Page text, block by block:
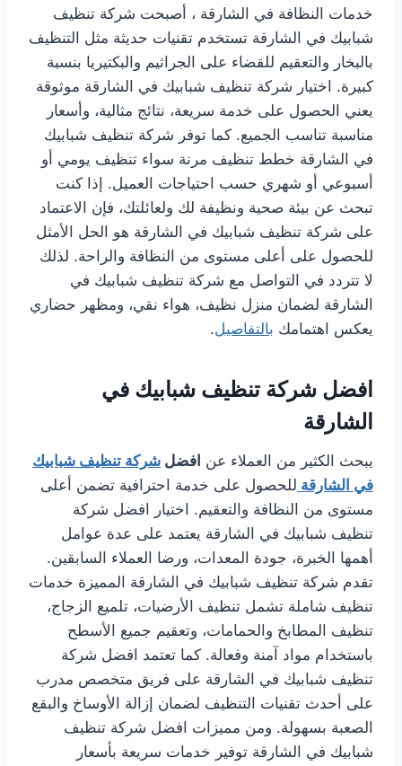
خدمات النظافة في الشارقة ، أصبحت شركة تنظيف
شبابيك في الشارقة تستخدم تقنيات حديثة مثل التنظيف
بالبخار والتعقيم للقضاء على الجراثيم والبكتيريا بنسبة
كبيرة. اختيار شركة تنظيف شبابيك في الشارقة موثوقة
يعني الحصول على خدمة سريعة، نتائج مثالية، وأسعار
مناسبة تناسب الجميع. كما توفر شركة تنظيف شبابيك
في الشارقة خطط تنظيف مرنة سواء تنظيف يومي أو
أسبوعي أو شهري حسب احتياجات العميل. إذا كنت
تبحث عن بيئة صحية ونظيفة لك ولعائلتك، فإن الاعتماد
على شركة تنظيف شبابيك في الشارقة هو الحل الأمثل
للحصول على أعلى مستوى من النظافة والراحة. لذلك
لا تتردد في التواصل مع شركة تنظيف شبابيك في
الشارقة لضمان منزل نظيف، هواء نقي، ومظهر حضاري
يعكس اهتمامك بالتفاصيل.
افضل شركة تنظيف شبابيك في
الشارقة
يبحث الكثير من العملاء عن افضل شركة تنظيف شبابيك
في الشارقة للحصول على خدمة احترافية تضمن أعلى
مستوى من النظافة والتعقيم. اختيار افضل شركة
تنظيف شبابيك في الشارقة يعتمد على عدة عوامل
أهمها الخبرة، جودة المعدات، ورضا العملاء السابقين.
تقدم شركة تنظيف شبابيك في الشارقة المميزة خدمات
تنظيف شاملة تشمل تنظيف الأرضيات، تلميع الزجاج،
تنظيف المطابخ والحمامات، وتعقيم جميع الأسطح
باستخدام مواد آمنة وفعالة. كما تعتمد افضل شركة
تنظيف شبابيك في الشارقة على فريق متخصص مدرب
على أحدث تقنيات التنظيف لضمان إزالة الأوساخ والبقع
الصعبة بسهولة. ومن مميزات افضل شركة تنظيف
شبابيك في الشارقة توفير خدمات سريعة بأسعار